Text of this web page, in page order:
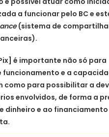
a funcionar pelo BC e
(sistema de
é importante não só para
e a
como para possibilitar a
envolvidos, de forma a
dinheiro e ao